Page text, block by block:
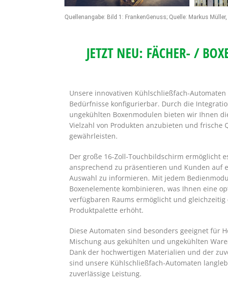
Quellenangabe: Bild 1: FrankenGenuss; Quelle: Markus
JETZT NEU: FÄCHER- /
Unsere innovativen Kühlschließfach-
Bedürfnisse konfigurierbar. Durch die
ungekühlten Boxenmodulen bieten wir Ihnen
Vielzahl von Produkten anzubieten und frische
gewährleisten.
Der große 16-Zoll-Touchbildschirm ermöglicht
ansprechend zu präsentieren und Kunden auf
Auswahl zu informieren. Mit jedem
Boxenelemente kombinieren, was Ihnen eine
verfügbaren Raums ermöglicht und
Produktpalette erhöht.
Diese Automaten sind besonders geeignet für
Mischung aus gekühlten und ungekühlten
Dank der hochwertigen Materialien und der
sind unsere Kühlschließfach-Automaten
zuverlässige Leistung.